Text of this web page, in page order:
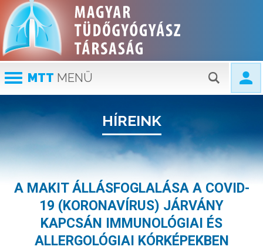
MTT MENÜ
HÍREINK
A MAKIT ÁLLÁSFOGLALÁSA A COVID-
19 (KORONAVÍRUS) JÁRVÁNY
KAPCSÁN IMMUNOLÓGIAI ÉS
ALLERGOLÓGIAI KÓRKÉPEKBEN